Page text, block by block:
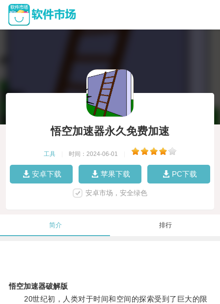
悟空加速器永久免费加速
工具 时间：2024-06-01
安卓下载 苹果下载 PC下载
安卓市场，安全绿色
简介 排行
悟空加速器破解版
20世纪初，人类对于时间和空间的探索受到了巨大的限